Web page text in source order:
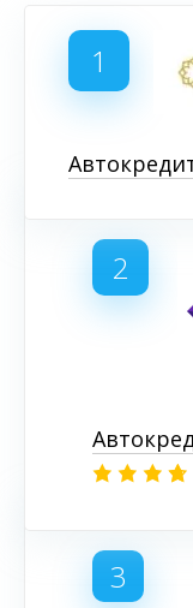
1
2
3